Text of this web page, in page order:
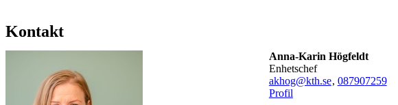
Kontakt
Anna-Karin Högfeldt
enhetschef
akhog@kth.se, 087907259
Profil